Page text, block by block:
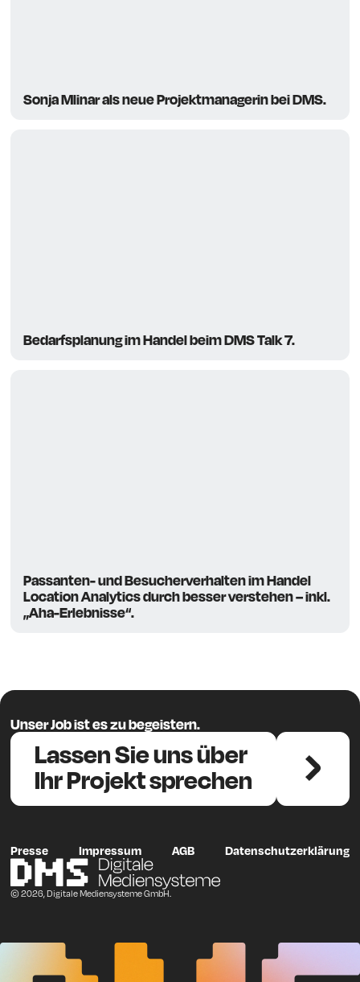
Sonja Mlinar als neue Projektmanagerin bei DMS.
Bedarfsplanung im Handel beim DMS Talk 7.
Passanten- und Besucherverhalten im Handel
Location Analytics durch besser verstehen – inkl.
„Aha-Erlebnisse“.
Unser Job ist es zu begeistern.
Lassen Sie uns über
Ihr Projekt sprechen
© 2026, Digitale Mediensysteme GmbH.
Presse Impressum AGB Datenschutzerklärung